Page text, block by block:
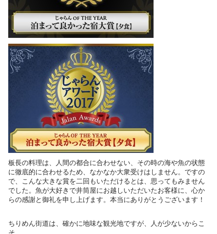
板長の料理は、人間の都合に合わせない、その時の海や魚の状態
に徹底的に合わせるため、なかなか大衆受けはしません。ですの
で、こんな大きな賞を二回もいただけるとは、思ってもみません
でした。魚が大好きで井筒屋にお越しいただいたお客様に、心か
らの感謝と御礼を申し上げます。本当にありがとうございます！
ちりめん街道は、確かに地味な観光地ですが、人が少ないからこ